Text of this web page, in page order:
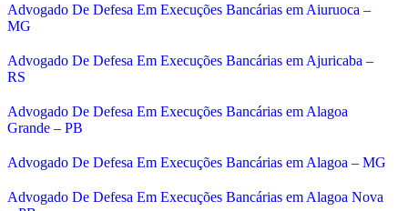
Advogado De Defesa Em Execuções Bancárias em Aiuruoca –
MG
Advogado De Defesa Em Execuções Bancárias em Ajuricaba –
RS
Advogado De Defesa Em Execuções Bancárias em Alagoa
Grande – PB
Advogado De Defesa Em Execuções Bancárias em Alagoa – MG
Advogado De Defesa Em Execuções Bancárias em Alagoa Nova